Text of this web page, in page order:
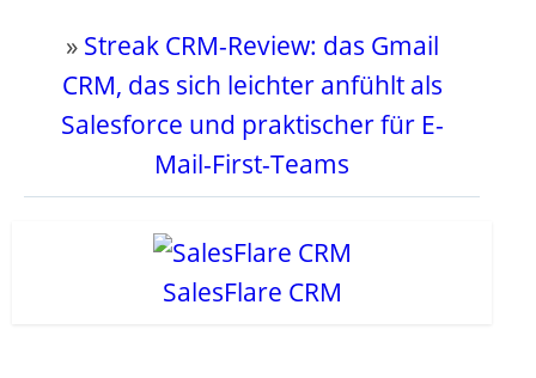
» Streak CRM-Review: das Gmail
CRM, das sich leichter anfühlt als
Salesforce und praktischer für E-
Mail-First-Teams
SalesFlare CRM